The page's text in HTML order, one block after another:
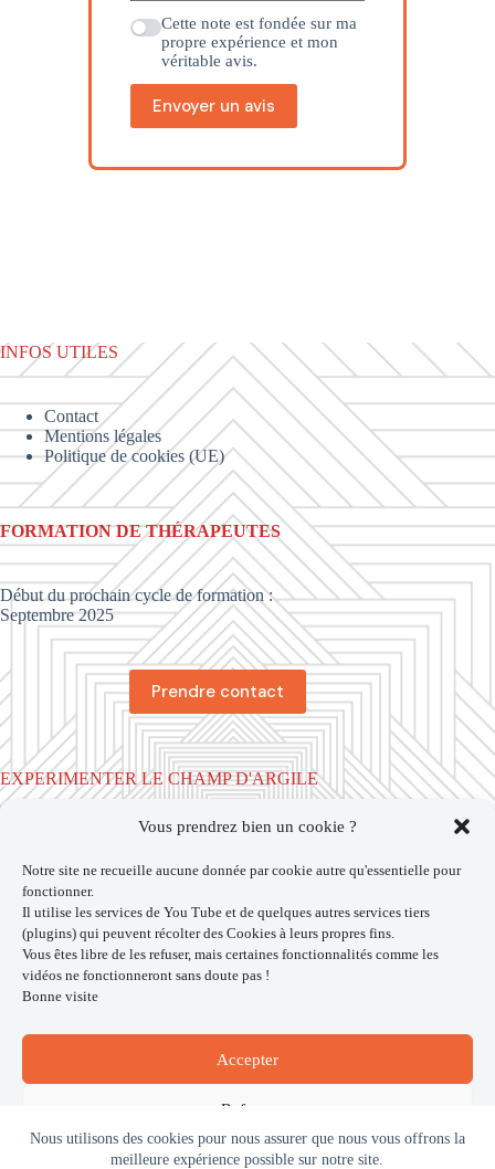
Vous prendrez bien un cookie ?
Notre site ne recueille aucune donnée par cookie autre qu'essentielle pour
fonctionner.
Il utilise les services de You Tube et de quelques autres services tiers
(plugins) qui peuvent récolter des Cookies à leurs propres fins.
Vous êtes libre de les refuser, mais certaines fonctionnalités comme les
vidéos ne fonctionneront sans doute pas !
Bonne visite
Accepter
Refuser
Voir les préférences
Nous utilisons des cookies pour nous assurer que nous vous offrons la
meilleure expérience possible sur notre site.
Cette note est fondée sur ma
propre expérience et mon
véritable avis.
Envoyer un avis
INFOS UTILES
Contact
Mentions légales
Politique de cookies (UE)
FORMATION DE THÉRAPEUTES
Début du prochaincycle de formation:
Septembre 2025
Prendre contact
EXPERIMENTER LE CHAMP D'ARGILE
Paris 15° -
Prendre contact
En groupe
17 au 23 Octobre 2026 | Yoga et champ d'argile
4 au 9 Mai 2027 | Dessin méditatif et champ d'argile
Le champ d’argile
Publications
Mon parcours